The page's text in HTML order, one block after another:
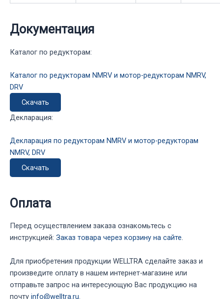
Документация
Каталог по редукторам:
Каталог по редукторам NMRV и мотор-редукторам NMRV,
DRV
Скачать
Декларация:
Декларация по редукторам NMRV и мотор-редукторам
NMRV, DRV
Скачать
Оплата
Перед осуществлением заказа ознакомьтесь с
инструкцией: Заказ товара через корзину на сайте.
Для приобретения продукции WELLTRA сделайте заказ и
произведите оплату в нашем интернет-магазине или
отправьте запрос на интересующую Вас продукцию на
почту info@welltra.ru.